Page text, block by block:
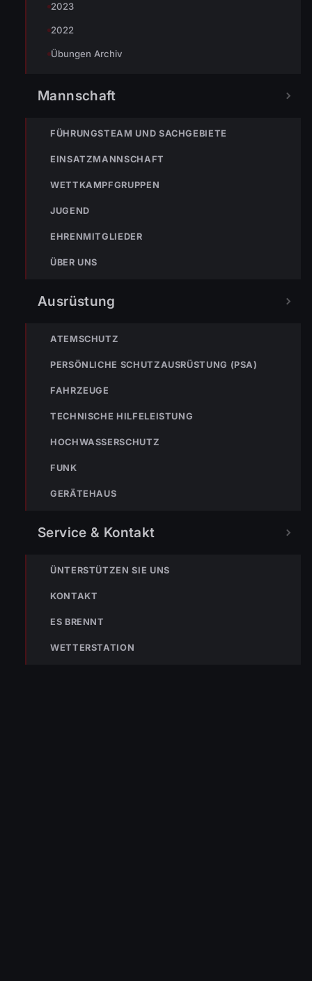
2023
2022
Übungen Archiv
Mannschaft
FÜHRUNGSTEAM UND SACHGEBIETE
EINSATZMANNSCHAFT
WETTKAMPFGRUPPEN
JUGEND
EHRENMITGLIEDER
ÜBER UNS
Ausrüstung
ATEMSCHUTZ
PERSÖNLICHE SCHUTZAUSRÜSTUNG (PSA)
FAHRZEUGE
TECHNISCHE HILFELEISTUNG
HOCHWASSERSCHUTZ
FUNK
GERÄTEHAUS
Service & Kontakt
ÜNTERSTÜTZEN SIE UNS
KONTAKT
ES BRENNT
WETTERSTATION